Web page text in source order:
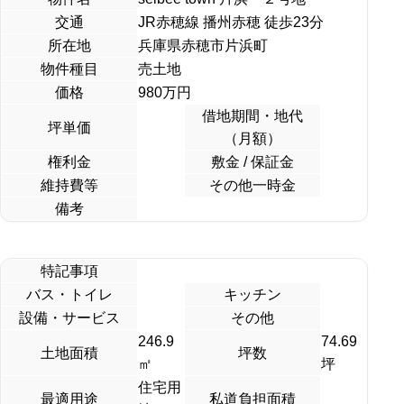
交通
JR赤穂線 播州赤穂 徒歩23分
所在地
兵庫県赤穂市片浜町
物件種目
売土地
価格
980万円
坪単価
借地期間・地代
（月額）
権利金
敷金 / 保証金
維持費等
その他一時金
備考
特記事項
バス・トイレ
キッチン
設備・サービス
その他
土地面積
246.9
㎡
坪数
74.69
坪
最適用途
住宅用
私道負担面積